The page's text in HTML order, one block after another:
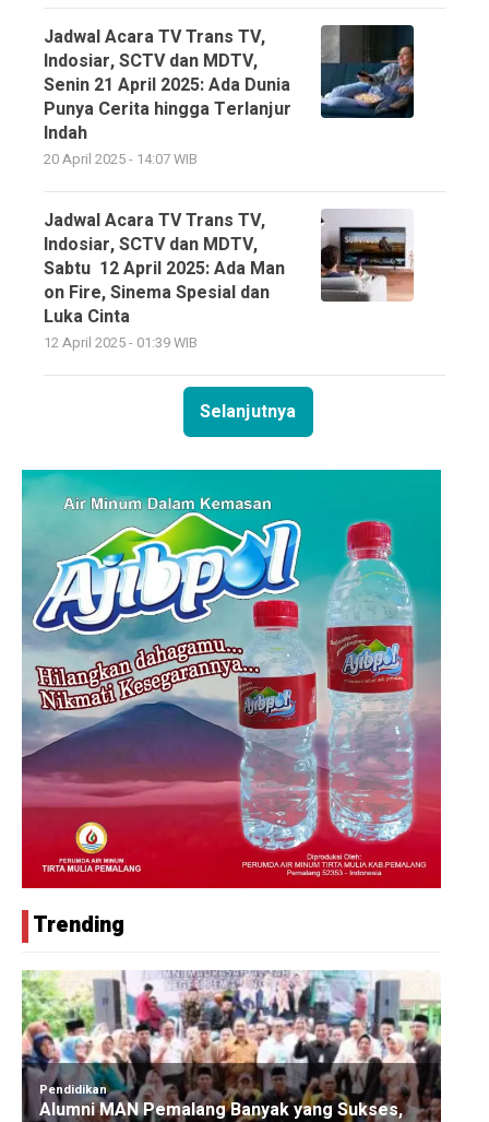
Jadwal Acara TV Trans TV,
Indosiar, SCTV dan MDTV,
Senin 21 April 2025: Ada Dunia
Punya Cerita hingga Terlanjur
Indah
20 April 2025 - 14:07 WIB
Jadwal Acara TV Trans TV,
Indosiar, SCTV dan MDTV,
Sabtu 12 April 2025: Ada Man
on Fire, Sinema Spesial dan
Luka Cinta
12 April 2025 - 01:39 WIB
Selanjutnya
Trending